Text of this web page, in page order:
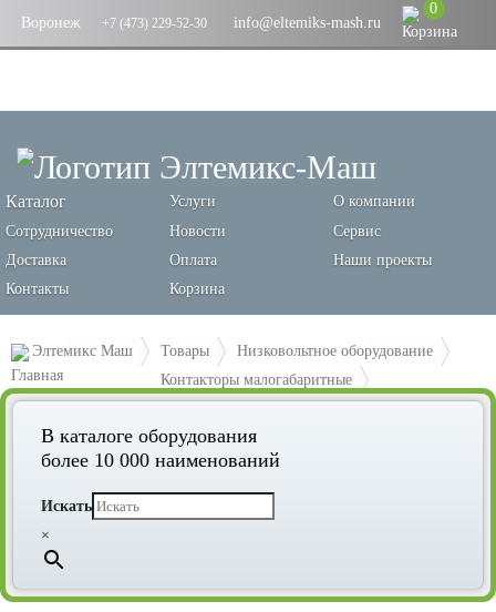
Воронеж +7 (473) 229-52-30 info@eltemiks-mash.ru
0
Каталог Услуги
О компании
Сотрудничество
Новости
Сервис
Доставка
Оплата
Наши проекты
Контакты
Корзина
Элтемикс Маш Товары
Низковольтное оборудование
Контакторы малогабаритные
Контактор КМЭ малогабаритный 32А 110В 1NO EKF PROxima
В каталоге оборудования
более 10 000 наименований
Искать
×